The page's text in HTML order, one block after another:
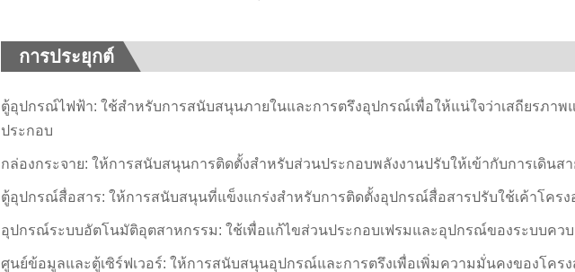
การประยุกต์
ตู้อุปกรณ์ไฟฟ้า: ใช้สำหรับการสนับสนุนภายในและการตรึงอุปกรณ์เพื่อให้แน่ใจว่าเสถียรภา
ประกอบ
กล่องกระจาย: ให้การสนับสนุนการติดตั้งสำหรับส่วนประกอบพลังงานปรับให้เข้ากับการเดิน
ตู้อุปกรณ์สื่อสาร: ให้การสนับสนุนที่แข็งแกร่งสำหรับการติดตั้งอุปกรณ์สื่อสารปรับใช้เค้าโคร
อุปกรณ์ระบบอัตโนมัติอุตสาหกรรม: ใช้เพื่อแก้ไขส่วนประกอบเฟรมและอุปกรณ์ของระบบคว
ศูนย์ข้อมูลและตู้เซิร์ฟเวอร์: ให้การสนับสนุนอุปกรณ์และการตรึงเพื่อเพิ่มความมั่นคงของโคร